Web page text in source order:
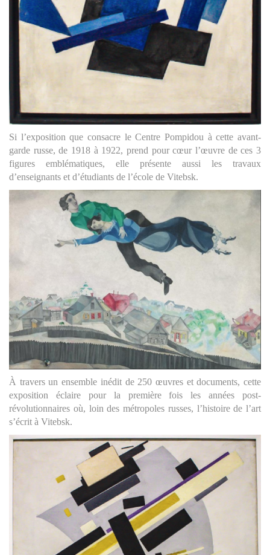
Si l’exposition que consacre le Centre Pompidou à cette avant-
garde russe, de 1918 à 1922, prend pour cœur l’œuvre de ces 3
figures emblématiques, elle présente aussi les travaux
d’enseignants et d’étudiants de l’école de Vitebsk.
À travers un ensemble inédit de 250 œuvres et documents, cette
exposition éclaire pour la première fois les années post-
révolutionnaires où, loin des métropoles russes, l’histoire de l’art
s’écrit à Vitebsk.